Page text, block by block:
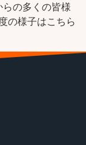
の多くの皆様
の様子はこちら